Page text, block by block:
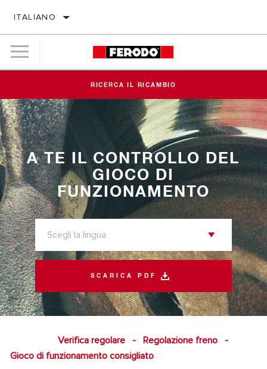
ITALIANO
RICERCA IL RICAMBIO
A TE IL CONTROLLO DEL
GIOCO DI
FUNZIONAMENTO
SCARICA PDF
Verifica regolare - Regolazione freno -
Gioco di funzionamento consigliato